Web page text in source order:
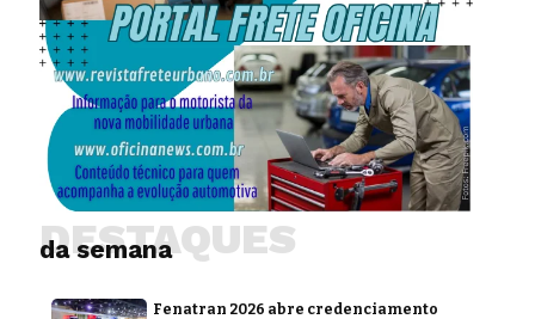
da semana
DESTAQUES
Fenatran 2026 abre credenciamento